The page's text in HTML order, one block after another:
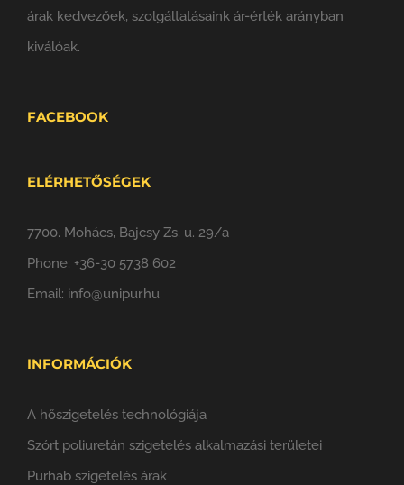
árak kedvezőek, szolgáltatásaink ár-érték arányban
kiválóak.
FACEBOOK
ELÉRHETŐSÉGEK
7700. Mohács, Bajcsy Zs. u. 29/a
Phone: +36-30 5738 602
Email: info@unipur.hu
INFORMÁCIÓK
A hőszigetelés technológiája
Szórt poliuretán szigetelés alkalmazási területei
Purhab szigetelés árak